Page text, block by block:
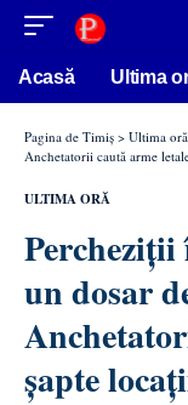
conținut
Acasă Ultima
Pagina de Timiș > Ultima oră
Anchetatorii caută arme
ULTIMA ORĂ
un dosar
șapte